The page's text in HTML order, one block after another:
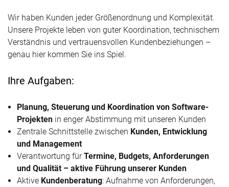
Wir haben Kunden jeder Größenordnung und Komplexität.
Unsere Projekte leben von guter Koordination, technischem
Verständnis und vertrauensvollen Kundenbeziehungen –
genau hier kommen Sie ins Spiel.
Ihre Aufgaben:
Planung, Steuerung und Koordination von Software-
Projekten in enger Abstimmung mit unseren Kunden
Zentrale Schnittstelle zwischen Kunden, Entwicklung
und Management
Verantwortung fürTermine, Budgets, Anforderungen
und Qualität – aktive Führung unserer Kunden
Aktive Kundenberatung: Aufnahme von Anforderungen,